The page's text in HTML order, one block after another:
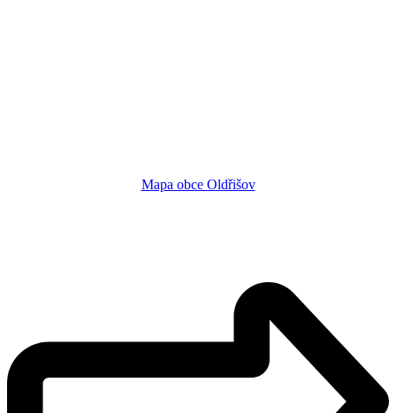
Mapa obce Oldřišov